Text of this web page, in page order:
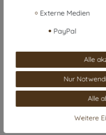
Konstruktion:
Boden für festen
bei Nichtgebrauch
Stilvolle
Farben
Verwendung:
Bücher oder Deko
Externe Medien
PayPal
Alle
Nur
Alle
Weitere